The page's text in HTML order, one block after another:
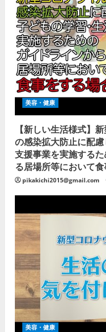
美容・健康
【新しい生活様式】
の感染拡大防止に配
支援事業を実施する
る居場所等において
pikakichi2015@gmail.com
美容・健康